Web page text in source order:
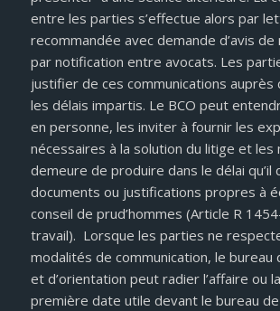
entre les parties s’effectue alors par
recommandée avec demande d’avis
par notification entre avocats. Les
justifier de ces communications auprès
les délais impartis. Le BCO peut
en personne, les inviter à fournir les
nécessaires à la solution du litige et
demeure de produire dans le délai
documents ou justifications propres à
conseil de prud’hommes (Article R
travail). Lorsque les parties ne
modalités de communication, le bureau
et d’orientation peut radier l’affaire ou
première date utile devant le bureau